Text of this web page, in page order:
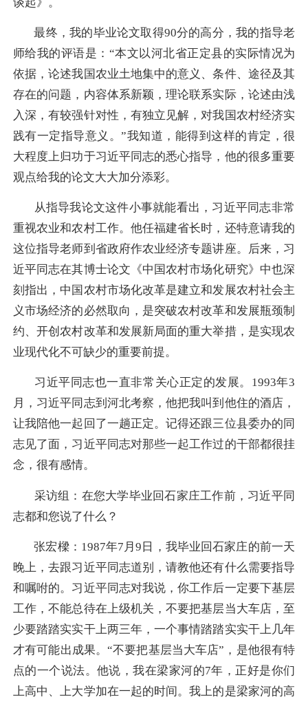
最终，我的毕业论文取得90分的高分，我的指导老
师给我的评语是：“本文以河北省正定县的实际情况为
依据，论述我国农业土地集中的意义、条件、途径及其
存在的问题，内容体系新颖，理论联系实际，论述由浅
入深，有较强针对性，有独立见解，对我国农村经济实
践有一定指导意义。”我知道，能得到这样的肯定，很
大程度上归功于习近平同志的悉心指导，他的很多重要
观点给我的论文大大加分添彩。
从指导我论文这件小事就能看出，习近平同志非常
重视农业和农村工作。他任福建省长时，还特意请我的
这位指导老师到省政府作农业经济专题讲座。后来，习
近平同志在其博士论文《中国农村市场化研究》中也深
刻指出，中国农村市场化改革是建立和发展农村社会主
义市场经济的必然取向，是突破农村改革和发展瓶颈制
约、开创农村改革和发展新局面的重大举措，是实现农
业现代化不可缺少的重要前提。
习近平同志也一直非常关心正定的发展。1993年3
月，习近平同志到河北考察，他把我叫到他住的酒店，
让我陪他一起回了一趟正定。记得还跟三位县委办的同
志见了面，习近平同志对那些一起工作过的干部都很挂
念，很有感情。
采访组：在您大学毕业回石家庄工作前，习近平同
志都和您说了什么？
张宏樑： 1987年7月9日，我毕业回石家庄的前一天
晚上，去跟习近平同志道别，请教他还有什么需要指导
和嘱咐的。习近平同志对我说，你工作后一定要下基层
工作，不能总待在上级机关，不要把基层当大车店，至
少要踏踏实实干上两三年，一个事情踏踏实实干上几年
才有可能出成果。“不要把基层当大车店”，是他很有特
点的一个说法。他说，我在梁家河的7年，正好是你们
上高中、上大学加在一起的时间。我上的是梁家河的高